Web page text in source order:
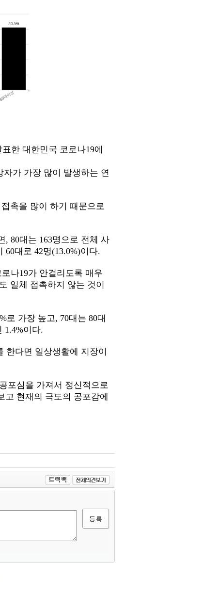
한 대한민국 코로나19에
가 가장 많이 발생하는 연
촉을 많이 하기 때문으로
, 80대는 163명으로 전체 사
60대로 42명(13.0%)이다.
나19가 안걸리도록 매우
일체 접촉하지 않는 것이
로 가장 높고, 70대는 80대
1.4%이다.
다면 일상생활에 지장이
포심을 가져서 정신적으로
현재의 극도의 공포감에